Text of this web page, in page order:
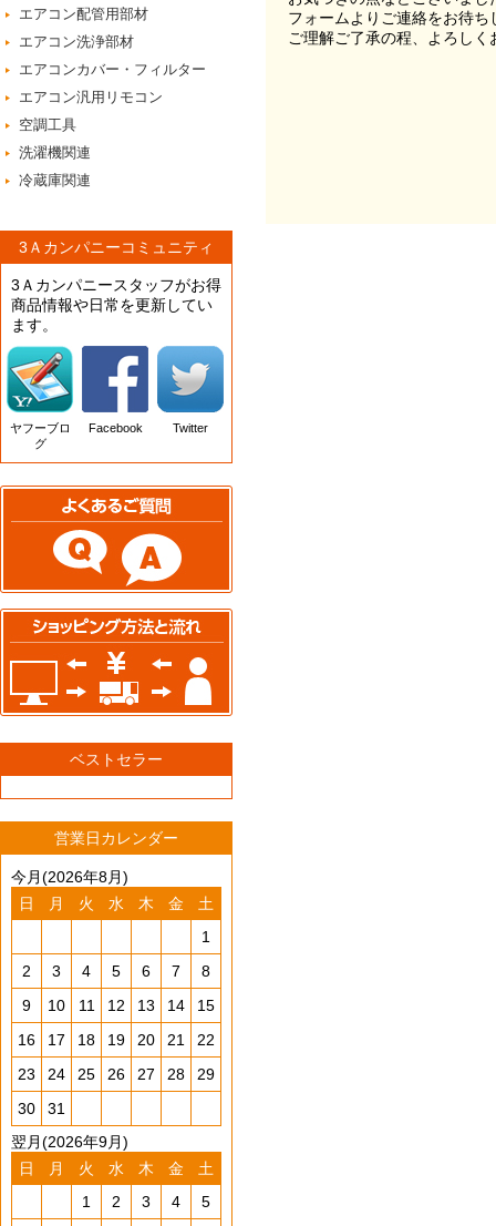
エアコン配管用部材
エアコン洗浄部材
エアコンカバー・フィルター
エアコン汎用リモコン
空調工具
洗濯機関連
冷蔵庫関連
3Ａカンパニーコミュニティ
3Ａカンパニースタッフがお得
商品情報や日常を更新してい
ます。
ヤフーブロ
グ
Facebook Twitter
ベストセラー
営業日カレンダー
今月(2026年8月)
日
月 火 水 木 金
土
1
2
3 4 5 6 7
8
9
10 11 12 13 14
15
16
17 18 19 20 21
22
23
24 25 26 27 28
29
30
31
翌月(2026年9月)
日
月 火 水 木 金
土
1
2 3 4
5
フォームよりご連絡をお待ち
ご理解ご了承の程、よろし